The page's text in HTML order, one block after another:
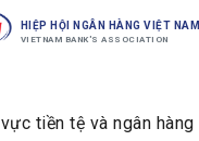
HIỆP HỘI NGÂN HÀNG VIỆT NAM
VIETNAM BANK'S ASSOCIATION
tiền tệ và ngân hàng